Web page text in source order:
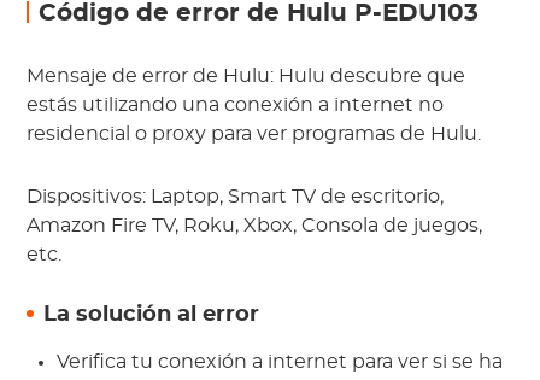
Código de error de Hulu P-EDU103
Mensaje de error de Hulu: Hulu descubre que
estás utilizando una conexión a internet no
residencial o proxy para ver programas de Hulu.
Dispositivos: Laptop, Smart TV de escritorio,
Amazon Fire TV, Roku, Xbox, Consola de juegos,
etc.
La solución al error
Verifica tu conexión a internet para ver si se ha